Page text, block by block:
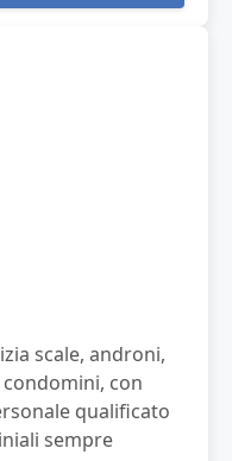
scale, androni,
con
qualificato
sempre